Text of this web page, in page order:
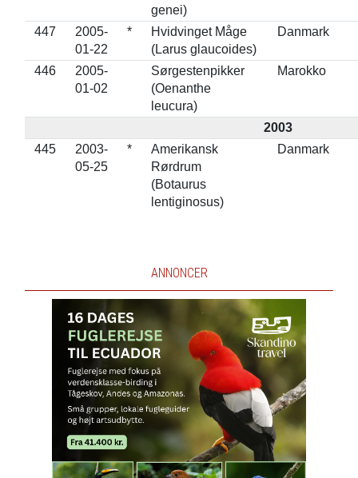
genei)
447
2005-
01-22
*
Hvidvinget Måge
(Larus glaucoides)
Danmark
446
2005-
01-02
Sørgestenpikker
(Oenanthe
leucura)
Marokko
2003
445
2003-
05-25
*
Amerikansk
Rørdrum
(Botaurus
lentiginosus)
Danmark
ANNONCER